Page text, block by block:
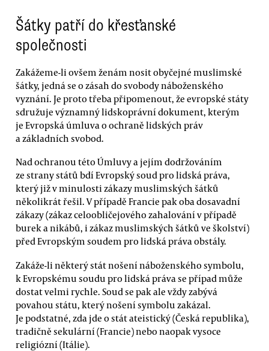
Šátky patří do křesťanské
společnosti
Zakážeme-li ovšem ženám nosit obyčejné muslimské
šátky, jedná se o zásah do svobody náboženského
vyznání. Je proto třeba připomenout, že evropské státy
sdružuje významný lidskoprávní dokument, kterým
je Evropská úmluva o ochraně lidských práv
a základních svobod.
Nad ochranou této Úmluvy a jejím dodržováním
ze strany států bdí Evropský soud pro lidská práva,
který již v minulosti zákazy muslimských šátků
několikrát řešil. V případě Francie pak oba dosavadní
zákazy (zákaz celoobličejového zahalování v případě
burek a nikábů, i zákaz muslimských šátků ve školství)
před Evropským soudem pro lidská práva obstály.
Zakáže-li některý stát nošení náboženského symbolu,
k Evropskému soudu pro lidská práva se případ může
dostat velmi rychle. Soud se pak ale vždy zabývá
povahou státu, který nošení symbolu zakázal.
Je podstatné, zda jde o stát ateistický (Česká republika),
tradičně sekulární (Francie) nebo naopak vysoce
religiózní (Itálie).